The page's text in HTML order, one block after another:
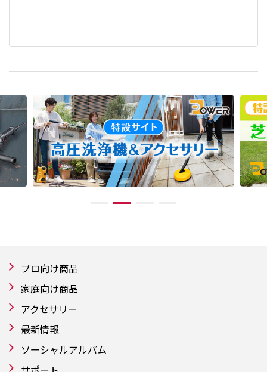
プロ向け商品
家庭向け商品
アクセサリー
最新情報
ソーシャルアルバム